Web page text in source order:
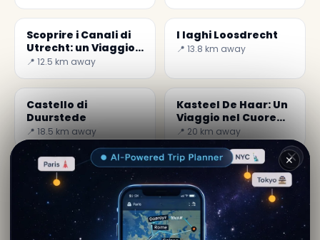
Scoprire i Canali di
Utrecht: un Viaggio
nella Cultura
📍 12.5 km away
I laghi Loosdrecht
📍 13.8 km away
Castello di
Duurstede
📍 18.5 km away
Kasteel De Haar: Un
Viaggio nel Cuore
della Storia
Olandese
📍 20 km away
Sofie Dequenne
Contenuto editoriale verificato · Community Secret
World — 1M+ luoghi in 62 lingue
✕